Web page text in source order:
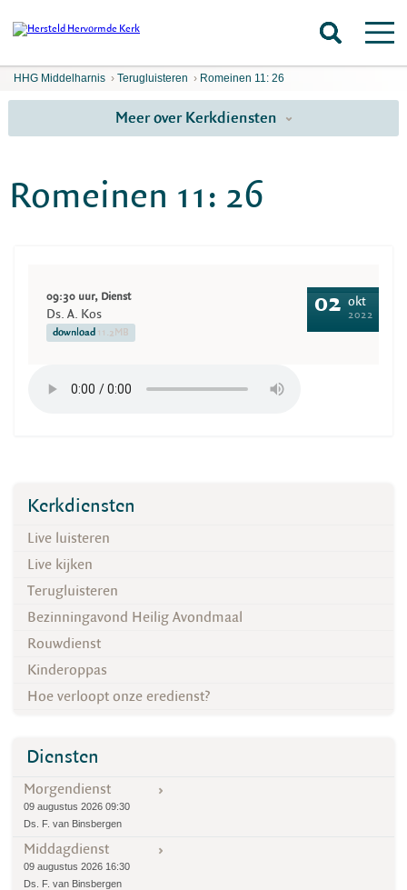
HHG Middelharnis › Terugluisteren › Romeinen 11: 26
Meer over Kerkdiensten
Romeinen 11: 26
09:30 uur, Dienst
Ds. A. Kos
download 11.2MB
02 okt
2022
Kerkdiensten
Live luisteren
Live kijken
Terugluisteren
Bezinningavond Heilig Avondmaal
Rouwdienst
Kinderoppas
Hoe verloopt onze eredienst?
Diensten
Morgendienst
09 augustus 2026 09:30
Ds. F. van Binsbergen
Middagdienst
09 augustus 2026 16:30
Ds. F. van Binsbergen